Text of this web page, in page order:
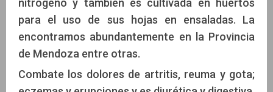
para el uso de sus hojas en ensaladas. La
encontramos abundantemente en la Provincia
de Mendoza entre otras.
Combate los dolores de artritis, reuma y gota;